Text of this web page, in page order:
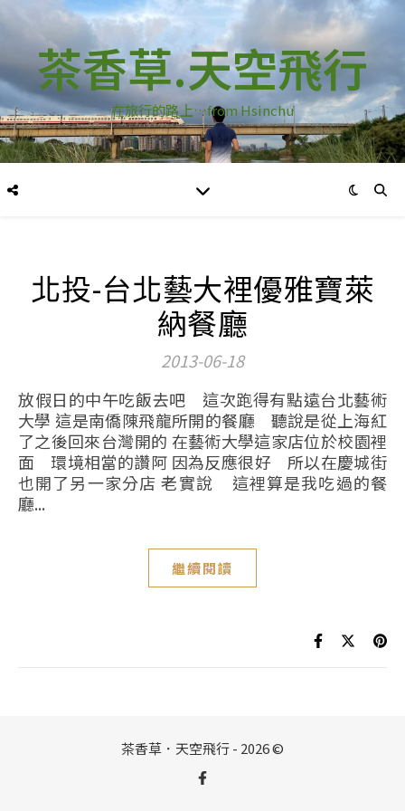
茶香草.天空飛行
在旅行的路上…from Hsinchu
北投-台北藝大裡優雅寶萊
納餐廳
2013-06-18
放假日的中午吃飯去吧 這次跑得有點遠台北藝術
大學 這是南僑陳飛龍所開的餐廳 聽說是從上海紅
了之後回來台灣開的 在藝術大學這家店位於校園裡
面 環境相當的讚阿 因為反應很好 所以在慶城街
也開了另一家分店 老實說 這裡算是我吃過的餐
廳...
繼續閱讀
茶香草．天空飛行 - 2026 ©